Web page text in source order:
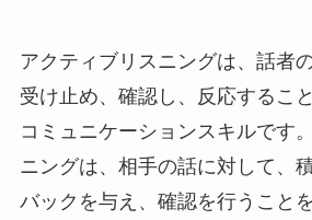
アクティブリスニングは、話者
受け止め、確認し、反応するこ
コミュニケーションスキルです
ニングは、相手の話に対して、
バックを与え、確認を行うこと